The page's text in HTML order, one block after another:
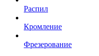
Распил
Кромление
Фрезерование